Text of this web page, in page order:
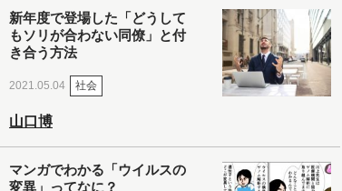
新年度で登場した「どうして
もソリが合わない同僚」と付
き合う方法
2021.05.04 社会
山口博
マンガでわかる「ウイルスの
変異」ってなに？